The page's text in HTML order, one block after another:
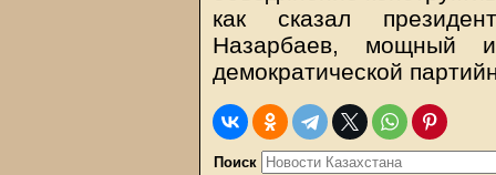
как сказал
Назарбаев, мощный
демократической
Поиск